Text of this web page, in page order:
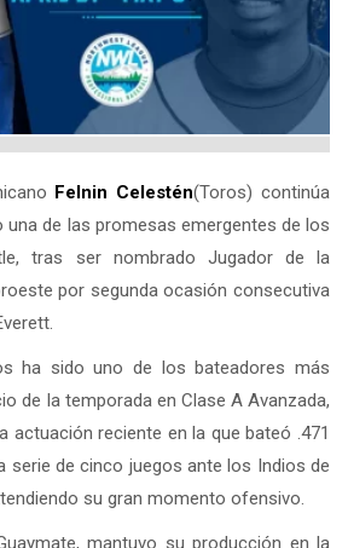
Felnin Celestén(Toros) continúa
de las promesas emergentes de los
tras ser nombrado Jugador de la
por segunda ocasión consecutiva
ha sido uno de los bateadores más
de la temporada en Clase A Avanzada,
actuación reciente en la que bateó .471
serie de cinco juegos ante los Indios de
su gran momento ofensivo.
mantuvo su producción en la